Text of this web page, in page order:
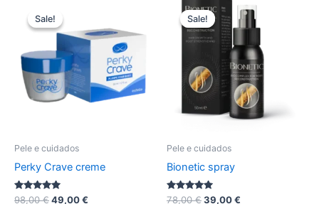
Sale!
Sale!
Pele e cuidados
Perky Crave creme
Avaliação
98,00€O
49,00€
Sale!
Sale!
Pele e cuidados
Bionetic spray
Avaliação
78,00€O
39,00€